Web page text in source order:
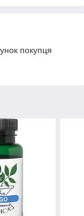
покупця